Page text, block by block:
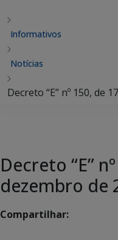
Informativos
Notícias
Decreto “E” nº 150, de
Decreto “E”
dezembro de
Compartilhar: